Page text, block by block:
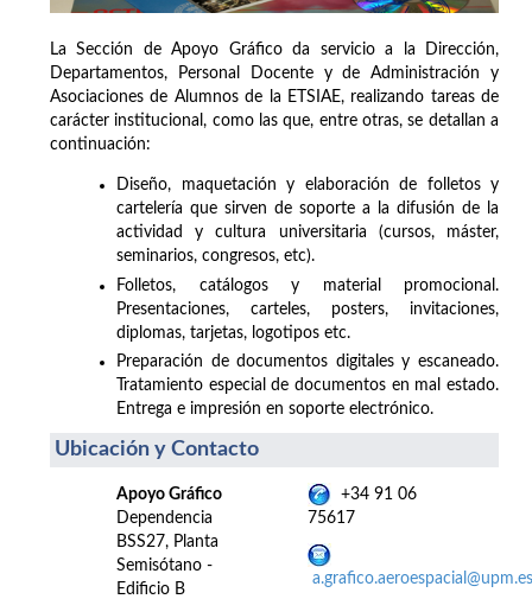
La Sección de Apoyo Gráfico da servicio a la Dirección,
Departamentos, Personal Docente y de Administración y
Asociaciones de Alumnos de la ETSIAE, realizando tareas de
carácter institucional, como las que, entre otras, se detallan a
continuación:
Diseño, maquetación y elaboración de folletos y
cartelería que sirven de soporte a la difusión de la
actividad y cultura universitaria (cursos, máster,
seminarios, congresos, etc).
Folletos, catálogos y material promocional.
Presentaciones, carteles, posters, invitaciones,
diplomas, tarjetas, logotipos etc.
Preparación de documentos digitales y escaneado.
Tratamiento especial de documentos en mal estado.
Entrega e impresión en soporte electrónico.
Ubicación y Contacto
Apoyo Gráfico
Dependencia
BSS27, Planta
Semisótano -
Edificio B
+34 91 06
75617
a.grafico.aeroespacial@upm.es